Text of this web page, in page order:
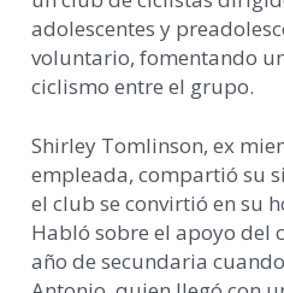
adolescentes y
voluntario, fomentando
ciclismo entre el grupo.
Shirley Tomlinson, ex
empleada, compartió su
el club se convirtió en su
Habló sobre el apoyo del
año de secundaria